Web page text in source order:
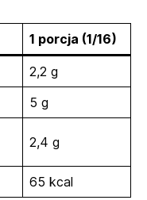
1 porcja (1/16)
2,2 g
5 g
2,4 g
65 kcal